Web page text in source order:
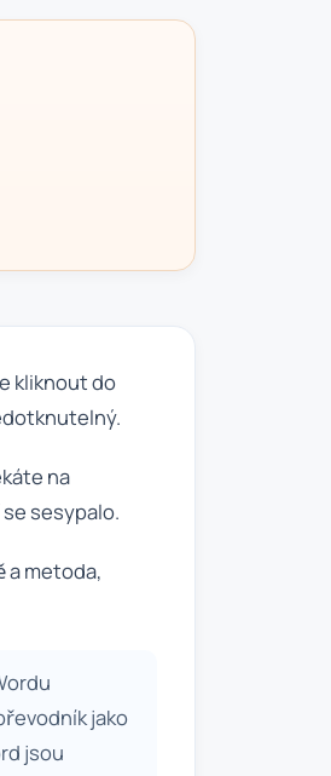
kliknout do
na
sesypalo.
a metoda,
jako
jsou